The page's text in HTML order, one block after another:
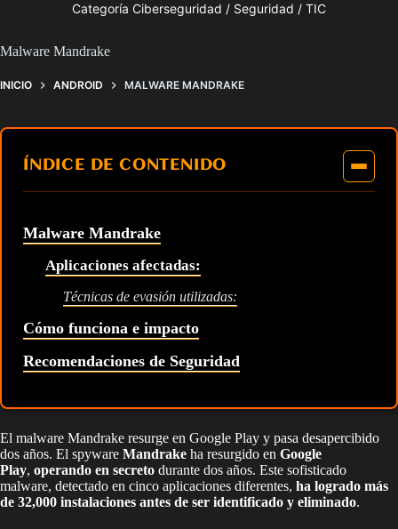
Categoría Ciberseguridad / Seguridad / TIC
Malware Mandrake
INICIO ANDROID MALWARE MANDRAKE
ÍNDICE DE CONTENIDO
Malware Mandrake
Aplicaciones afectadas:
Técnicas de evasión utilizadas:
Cómo funciona e impacto
Recomendaciones de Seguridad
El malware Mandrake resurge en Google Play y pasa desapercibido
dos años. El spyware Mandrake ha resurgido en Google
Play, operando en secreto durante dos años. Este sofisticado
malware, detectado en cinco aplicaciones diferentes, ha logrado más
de 32,000 instalaciones antes de ser identificado y eliminado.